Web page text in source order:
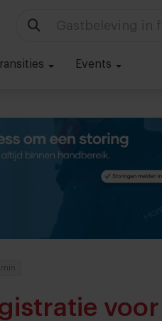
Gastbeleving in
Events
min